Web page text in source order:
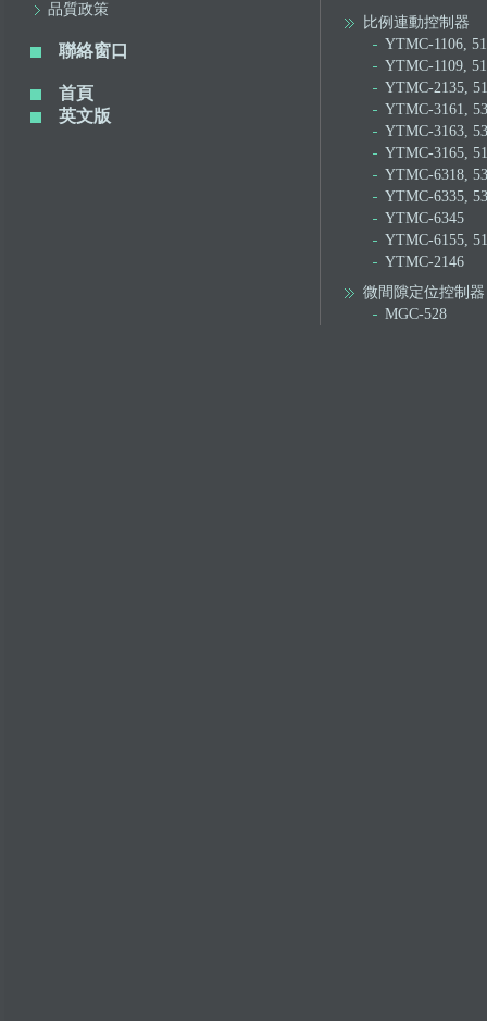
品質政策
聯絡窗口
首頁
英文版
比例連動控制器
YTMC-1106,
YTMC-1109,
YTMC-2135,
YTMC-3161,
YTMC-3163,
YTMC-3165,
YTMC-6318,
YTMC-6335,
YTMC-6345
YTMC-6155,
YTMC-2146
微間隙定位控制器
MGC-528